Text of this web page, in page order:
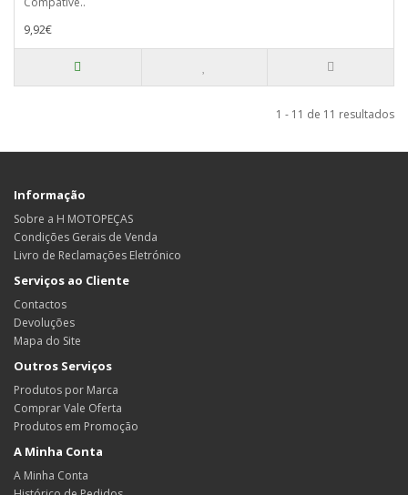
9,92€
1 - 11 de 11 resultados
Informação
Sobre a H MOTOPEÇAS
Condições Gerais de Venda
Livro de Reclamações Eletrónico
Serviços ao Cliente
Contactos
Devoluções
Mapa do Site
Outros Serviços
Produtos por Marca
Comprar Vale Oferta
Produtos em Promoção
A Minha Conta
A Minha Conta